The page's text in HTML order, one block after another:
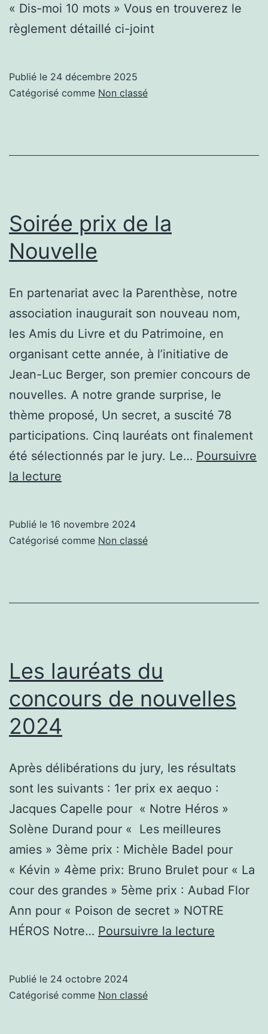
« Dis-moi 10 mots » Vous en trouverez le
règlement détaillé ci-joint
Publié le 24 décembre 2025
Catégorisé comme Non classé
Soirée prix de la
Nouvelle
En partenariat avec la Parenthèse, notre
association inaugurait son nouveau nom,
les Amis du Livre et du Patrimoine, en
organisant cette année, à l’initiative de
Jean-Luc Berger, son premier concours de
nouvelles. A notre grande surprise, le
thème proposé, Un secret, a suscité 78
participations. Cinq lauréats ont finalement
été sélectionnés par le jury. Le… Poursuivre
la lecture
la
Publié le 16 novembre 2024
Catégorisé comme Non classé
Les lauréats du
concours de nouvelles
2024
Après délibérations du jury, les résultats
sont les suivants : 1er prix ex aequo :
Jacques Capelle pour « Notre Héros »
Solène Durand pour « Les meilleures
amies » 3ème prix : Michèle Badel pour
« Kévin » 4ème prix: Bruno Brulet pour « La
cour des grandes » 5ème prix : Aubad Flor
Ann pour « Poison de secret » NOTRE
HÉROS Notre… Poursuivre la lecture
Publié le 24 octobre 2024
Catégorisé comme Non classé